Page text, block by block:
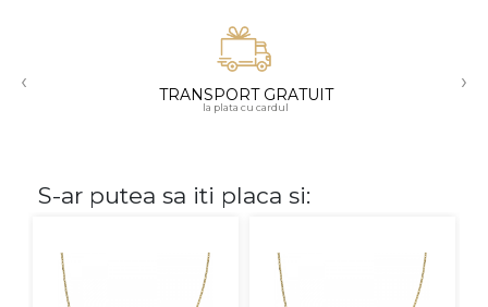
18K
Cu pietre
Diamante
‹ TRANSPORT GRATUIT
la plata cu cardul
›
S-ar putea sa iti placa si: